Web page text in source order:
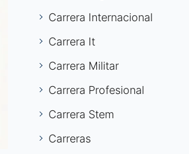
Carrera Internacional
Carrera It
Carrera Militar
Carrera Profesional
Carrera Stem
Carreras